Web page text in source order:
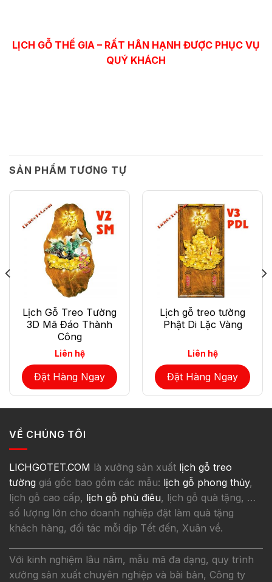
LỊCH GỖ THẾ GIA – RẤT HÂN HẠNH ĐƯỢC PHỤC VỤ
QUÝ KHÁCH
SẢN PHẨM TƯƠNG TỰ
Lịch Gỗ Treo Tường
3D Mã Đáo Thành
Công
Liên hệ
Đặt Hàng Ngay
Lịch gỗ treo tường
Phật Di Lặc Vàng
Liên hệ
Đặt Hàng Ngay
VỀ CHÚNG TÔI
LICHGOTET.COM là xưởng sản xuất lịch gỗ treo
tường giá gốc bao gồm các mẫu: lịch gỗ phong thủy,
lịch gỗ cao cấp, lịch gỗ phù điêu, lịch gỗ quà tặng, …
số lượng lớn cho doanh nghiệp đặt làm quà tặng
khách hàng, đối tác mỗi dịp Tết đến, Xuân về.
Với kinh nghiệm lâu năm, mẫu mã đa dạng, quy trình
xưởng sản xuất chuyên nghiệp và bài bản, Công ty